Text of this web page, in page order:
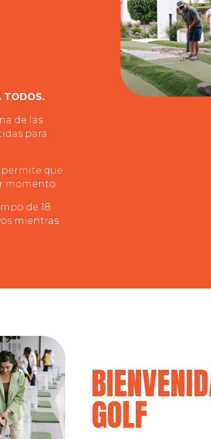
TODOS.
de las
para
permite que
momento.
de 18
mientras
GOLF